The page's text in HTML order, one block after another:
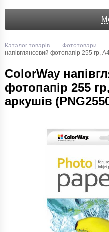
Каталог товарів Фототовари
напівглянсовий фотопапір 255 гр,
ColorWay
фотопапір 255
аркушів